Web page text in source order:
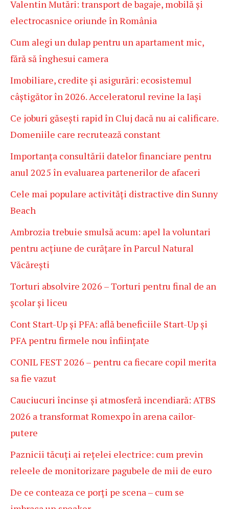
Valentin Mutări: transport de bagaje, mobilă și
electrocasnice oriunde în România
Cum alegi un dulap pentru un apartament mic,
fără să înghesui camera
Imobiliare, credite și asigurări: ecosistemul
câștigător în 2026. Acceleratorul revine la Iași
Ce joburi găsești rapid în Cluj dacă nu ai calificare.
Domeniile care recrutează constant
Importanța consultării datelor financiare pentru
anul 2025 în evaluarea partenerilor de afaceri
Cele mai populare activități distractive din Sunny
Beach
Ambrozia trebuie smulsă acum: apel la voluntari
pentru acțiune de curățare în Parcul Natural
Văcărești
Torturi absolvire 2026 – Torturi pentru final de an
școlar și liceu
Cont Start-Up și PFA: află beneficiile Start-Up și
PFA pentru firmele nou înființate
CONIL FEST 2026 – pentru ca fiecare copil merita
sa fie vazut
Cauciucuri încinse și atmosferă incendiară: ATBS
2026 a transformat Romexpo în arena cailor-
putere
Paznicii tăcuți ai rețelei electrice: cum previn
releele de monitorizare pagubele de mii de euro
De ce conteaza ce porți pe scena – cum se